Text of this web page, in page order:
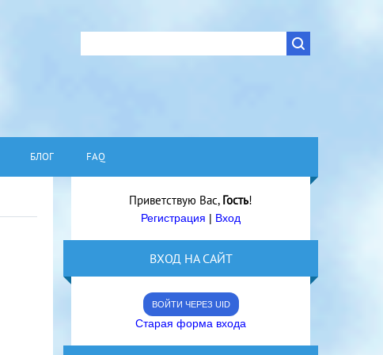
БЛОГ FAQ
Приветствую Вас, Гость!
Регистрация | Вход
ВХОД НА САЙТ
ВОЙТИ ЧЕРЕЗ UID
Старая форма входа